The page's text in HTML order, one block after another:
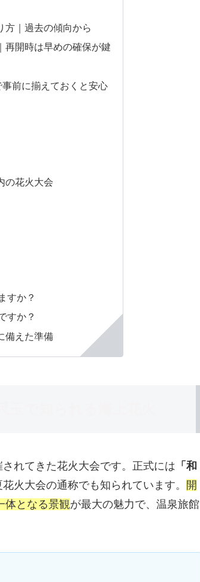
方｜過去の傾向から
再開時は早めの確保が鍵
前に揃えておくと安心
の花火大会
すか？
すか？
備えた準備
れてきた花火大会です。正式には 「和
火大会の通称でも知られています。 開
体となる景観が最大の魅力で、温泉旅館